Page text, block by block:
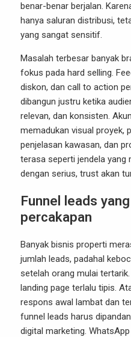
benar-benar berjalan.
hanya saluran distribusi,
yang sangat sensitif.
Masalah terbesar banyak
fokus pada hard selling.
diskon, dan call to action
dibangun justru ketika
relevan, dan konsisten.
memadukan visual proyek,
penjelasan kawasan, dan
terasa seperti jendela yang
dengan serius, trust akan
Funnel leads
percakapan
Banyak bisnis properti
jumlah leads, padahal
setelah orang mulai
landing page terlalu tipis.
respons awal lambat dan
funnel leads harus
digital marketing.